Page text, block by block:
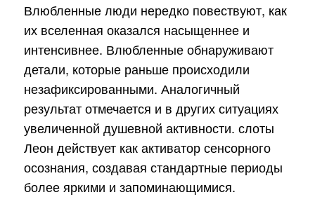
Влюбленные люди нередко повествуют, как
их вселенная оказался насыщеннее и
интенсивнее. Влюбленные обнаруживают
детали, которые раньше происходили
незафиксированными. Аналогичный
результат отмечается и в других ситуациях
увеличенной душевной активности. слоты
Леон действует как активатор сенсорного
осознания, создавая стандартные периоды
более яркими и запоминающимися.